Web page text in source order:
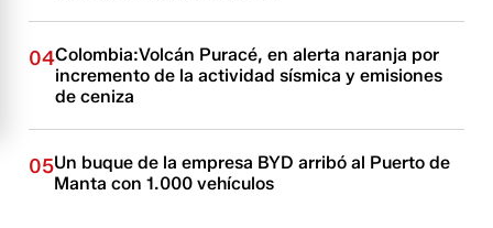
04Colombia:Volcán Puracé, en alerta naranja por
incremento de la actividad sísmica y emisiones
de ceniza
05Un buque de la empresa BYD arribó al Puerto de
Manta con 1.000 vehículos